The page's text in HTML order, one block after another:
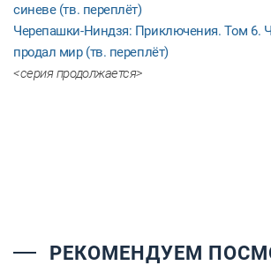
синеве (тв. переплёт)
Черепашки-Ниндзя: Приключения. Том 6.
продал мир (тв. переплёт)
<серия продолжается>
РЕКОМЕНДУЕМ